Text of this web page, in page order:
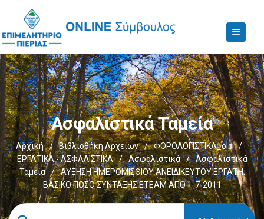
Ασφαλιστικά Ταμεία
Αρχική / Βιβλιοθήκη Αρχείων / ΦΟΡΟΛΟΓΙΣΤΙΚΑ_old
/
ΕΡΓΑΤΙΚΑ - ΑΣΦΑΛΙΣΤΙΚΑ
/ Ασφαλιστικά /
Ασφαλιστικά
Ταμεία
/
ΑΥΞΗΣΗ ΗΜΕΡΟΜΙΣΘΙΟΥ ΑΝΕΙΔΙΚΕΥΤΟΥ ΕΡΓΑΤΗ.
ΒΑΣΙΚΟ ΠΟΣΟ ΣΥΝΤΑΞΗΣ ΕΤΕΑΜ ΑΠΟ 1-7-2011